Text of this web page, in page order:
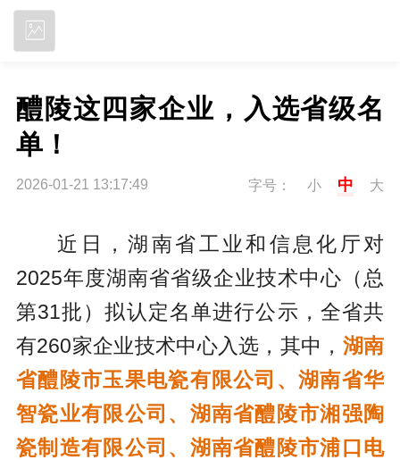
醴陵这四家企业，入选省级名
单！
2026-01-21 13:17:49 字号： 小 中 大
近日，湖南省工业和信息化厅对
2025年度湖南省省级企业技术中心（总
第31批）拟认定名单进行公示，全省共
有260家企业技术中心入选，其中， 湖南
省醴陵市玉果电瓷有限公司、湖南省华
智瓷业有限公司、湖南省醴陵市湘强陶
瓷制造有限公司、湖南省醴陵市浦口电